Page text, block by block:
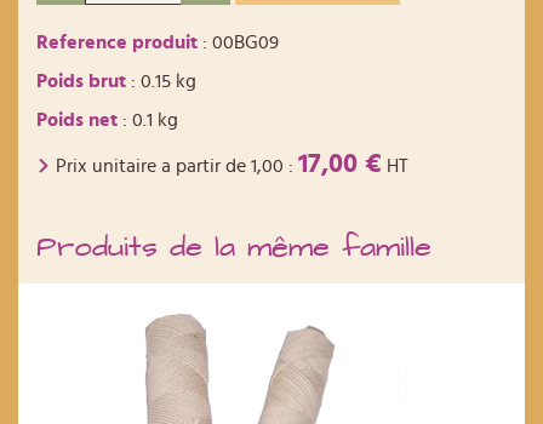
Reference produit : 00BG09
Poids brut : 0.15 kg
Poids net : 0.1 kg
Prix unitaire a partir de 1,00 : 17,00 € HT
Produits de la même famille